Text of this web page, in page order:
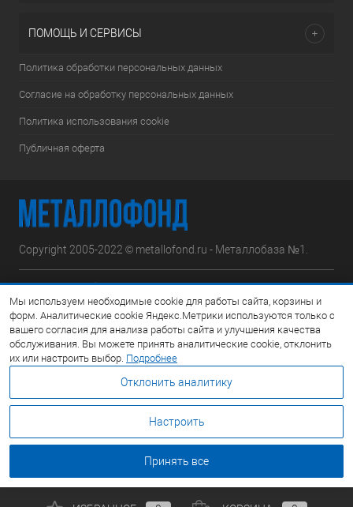
ПОМОЩЬ И СЕРВИСЫ
Политика обработки персональных данных
Согласие на обработку персональных данных
Политика использования cookie
Публичная оферта
Copyright 2005-2022 © metallofond.ru - Металлобаза №1.
Московская область, Ступинский р-н, д.Сотниково,
ул.Железнодорожная, вл.30
Посмотреть на карте
8 (495) 308-42-78
Email:info@metallofond.ru
Мы используем необходимые cookie для работы сайта, корзины и
форм. Аналитические cookie Яндекс.Метрики используются только с
вашего согласия для анализа работы сайта и улучшения качества
обслуживания. Вы можете принять аналитические cookie, отклонить
их или настроить выбор. Подробнее
Отклонить аналитику
Настроить
Принять все